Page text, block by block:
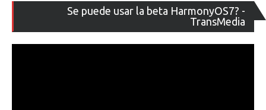
Se puede usar la beta HarmonyOS7? -
TransMedia
de